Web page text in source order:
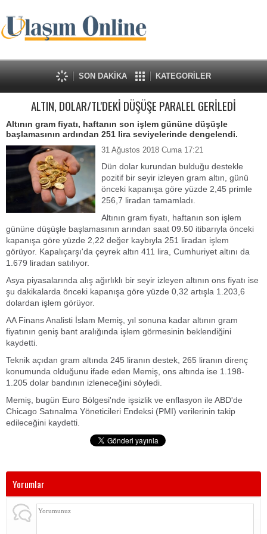
SON DAKİKA KATEGORİLER
ALTIN, DOLAR/TL'DEKİ DÜŞÜŞE PARALEL GERİLEDİ
Altının gram fiyatı, haftanın son işlem gününe düşüşle
başlamasının ardından 251 lira seviyelerinde dengelendi.
31 Ağustos 2018 Cuma 17:21
Dün dolar kurundan bulduğu destekle
pozitif bir seyir izleyen gram altın, günü
önceki kapanışa göre yüzde 2,45 primle
256,7 liradan tamamladı.
Altının gram fiyatı, haftanın son işlem
gününe düşüşle başlamasının arından saat 09.50 itibarıyla önceki
kapanışa göre yüzde 2,22 değer kaybıyla 251 liradan işlem
görüyor. Kapalıçarşı'da çeyrek altın 411 lira, Cumhuriyet altını da
1.679 liradan satılıyor.
Asya piyasalarında alış ağırlıklı bir seyir izleyen altının ons fiyatı ise
şu dakikalarda önceki kapanışa göre yüzde 0,32 artışla 1.203,6
dolardan işlem görüyor.
AA Finans Analisti İslam Memiş, yıl sonuna kadar altının gram
fiyatının geniş bant aralığında işlem görmesinin beklendiğini
kaydetti.
Teknik açıdan gram altında 245 liranın destek, 265 liranın direnç
konumunda olduğunu ifade eden Memiş, ons altında ise 1.198-
1.205 dolar bandının izleneceğini söyledi.
Memiş, bugün Euro Bölgesi'nde işsizlik ve enflasyon ile ABD'de
Chicago Satınalma Yöneticileri Endeksi (PMI) verilerinin takip
edileceğini kaydetti.
Yorumlar